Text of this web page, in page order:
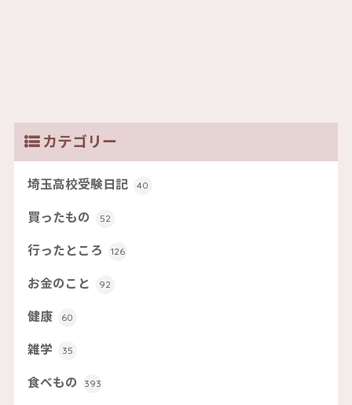
カテゴリー
埼玉高校受験日記 40
買ったもの 52
行ったところ 126
お金のこと 92
健康 60
雑学 35
食べもの 393